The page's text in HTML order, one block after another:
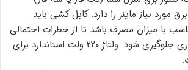
مورد نیاز ماینر را دارد. کابل کشی باید
با میزان مصرف باشد تا از خطرات احتمالی
مانند آتش سوزی جلوگیری شود. ولتاژ ۲۲۰ ولت استاندارد برای